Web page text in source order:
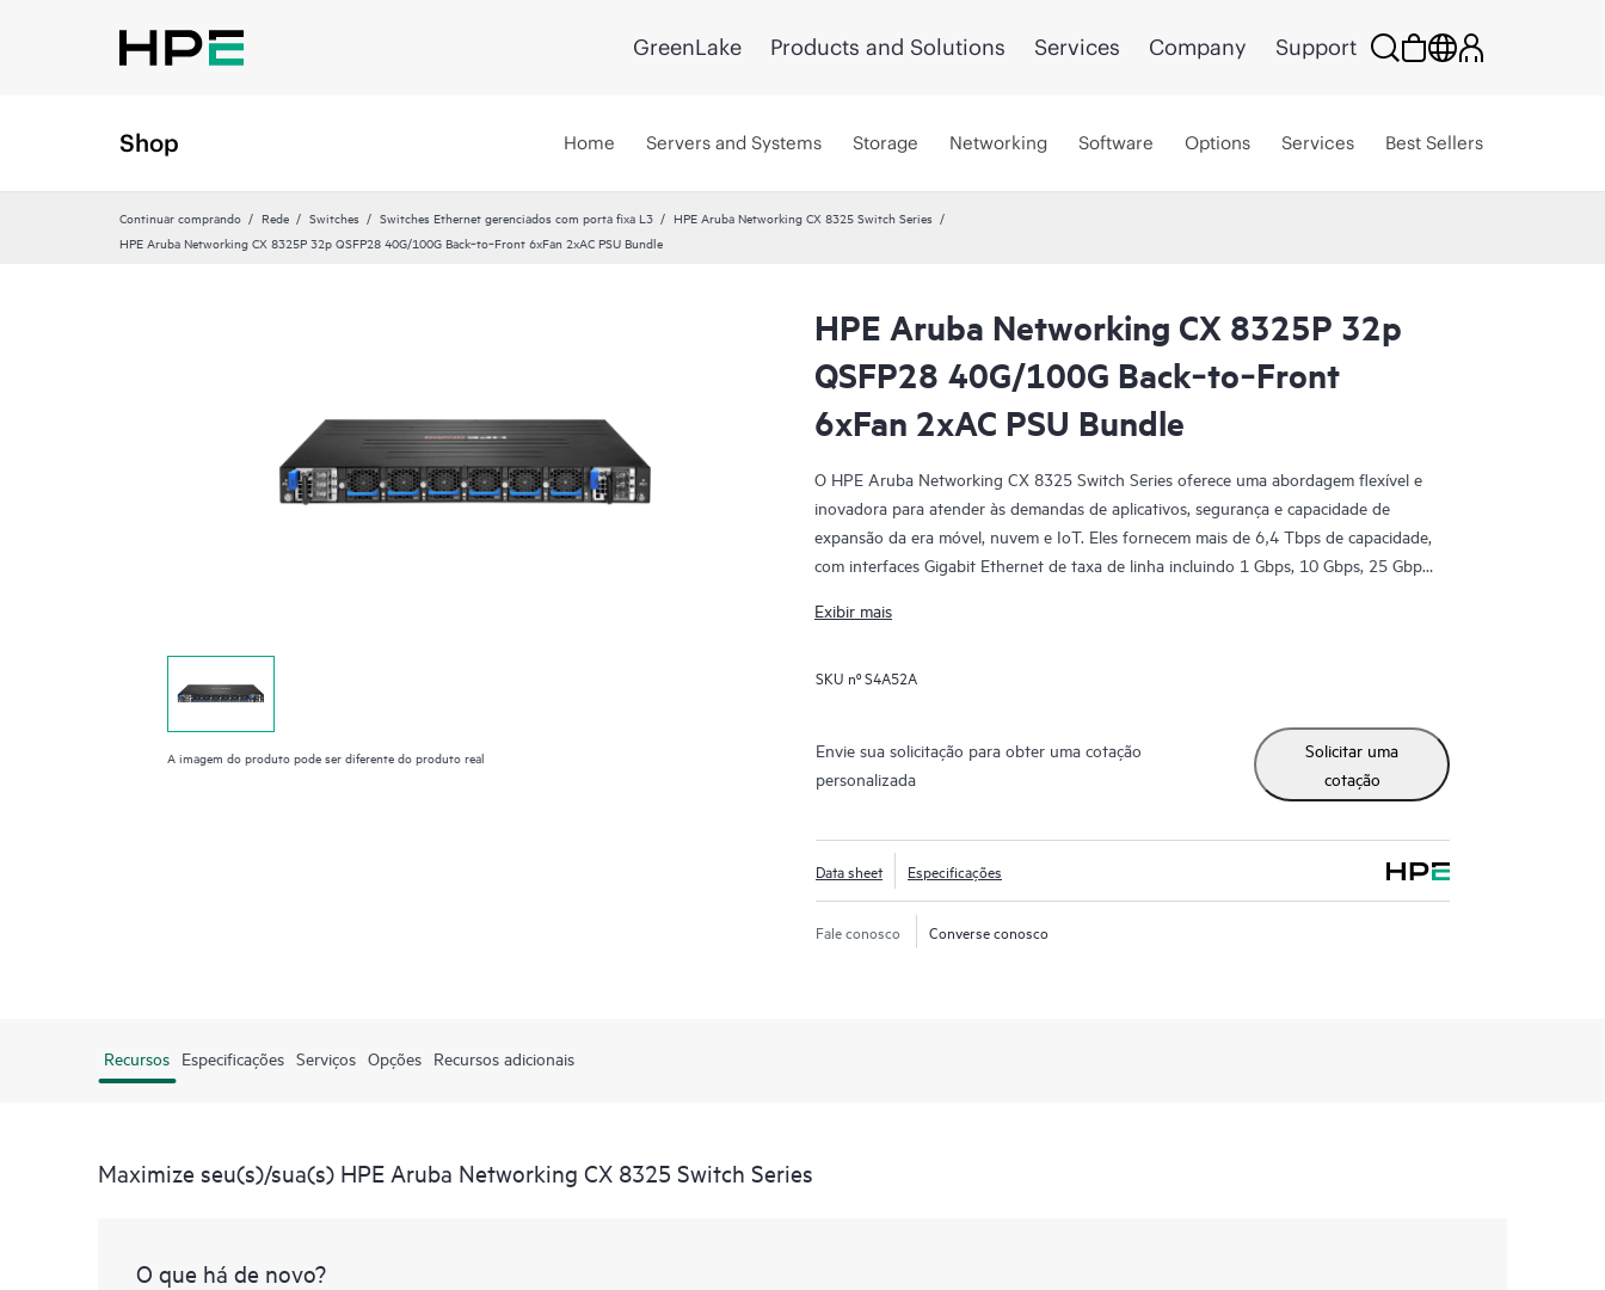
GreenLake Products and Solutions Services Company Support
Shop Home Servers and Systems Storage Networking Software Options Services Best Sellers
Continuar comprando Rede Switches Switches Ethernet gerenciados com porta fixa L3
HPE Aruba Networking CX 8325 Switch Series
HPE Aruba Networking CX 8325P 32p QSFP28 40G/100G Back‑to‑Front 6xFan 2xAC PSU Bundle
A imagem do produto pode ser diferente do produto real
HPE Aruba Networking CX 8325P 32p
QSFP28 40G/100G Back‑to‑Front
6xFan 2xAC PSU Bundle
O HPE Aruba Networking CX 8325 Switch Series oferece uma abordagem flexível e
inovadora para atender às demandas de aplicativos, segurança e capacidade de
expansão da era móvel, nuvem e IoT. Eles fornecem mais de 6,4 Tbps de capacidade,
com interfaces Gigabit Ethernet de taxa de linha incluindo 1 Gbps, 10 Gbps, 25 Gbps,
Exibir mais
SKU nºS4A52A
Envie sua solicitação para obter uma cotação
personalizada
Solicitar uma
cotação
Data sheet Especificações
Fale conosco Converse conosco
Recursos Especificações Serviços Opções Recursos adicionais
Maximize seu(s)/sua(s) HPE Aruba Networking CX 8325 Switch Series
O que há de novo?